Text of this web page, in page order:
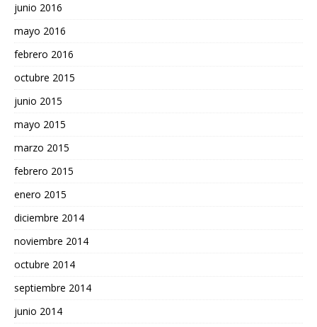
junio 2016
mayo 2016
febrero 2016
octubre 2015
junio 2015
mayo 2015
marzo 2015
febrero 2015
enero 2015
diciembre 2014
noviembre 2014
octubre 2014
septiembre 2014
junio 2014